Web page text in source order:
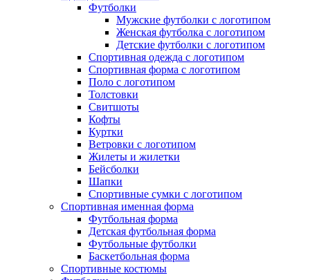
Футболки
Мужские футболки с логотипом
Женская футболка с логотипом
Детские футболки с логотипом
Спортивная одежда с логотипом
Спортивная форма с логотипом
Поло с логотипом
Толстовки
Свитшоты
Кофты
Куртки
Ветровки с логотипом
Жилеты и жилетки
Бейсболки
Шапки
Спортивные сумки с логотипом
Спортивная именная форма
Футбольная форма
Детская футбольная форма
Футбольные футболки
Баскетбольная форма
Спортивные костюмы